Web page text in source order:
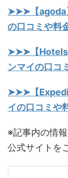
➤➤➤【agoda
の口コミや料
➤➤➤【
ンマイの口コ
➤➤➤【
イの口コミや
※記事内の情
公式サイトを